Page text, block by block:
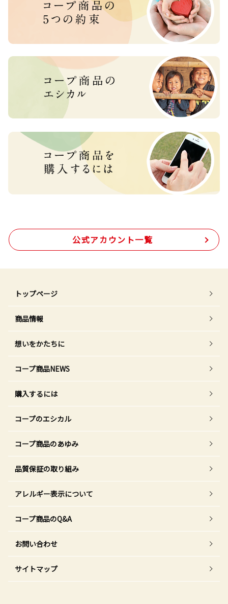
公式アカウント一覧
トップページ
商品情報
想いをかたちに
コープ商品NEWS
購入するには
コープのエシカル
コープ商品のあゆみ
品質保証の取り組み
アレルギー表示について
コープ商品のQ&A
お問い合わせ
サイトマップ